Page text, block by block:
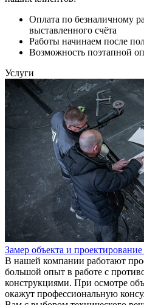
Оплата по безналичному
выставленного счёта
Работы начинаем после
Возможность поэтапной
Услуги
Замер объекта и
В нашей компании работают
большой опыт в работе с
конструкциями. При осмотре
окажут профессиональную